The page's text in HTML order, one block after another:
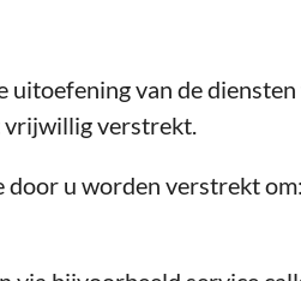
van de
vrijwillig verstrekt.
door u worden verstrekt om: